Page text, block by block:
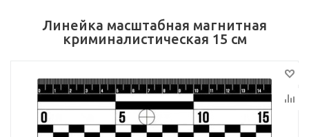
Линейка масштабная магнитная
криминалистическая 15 см